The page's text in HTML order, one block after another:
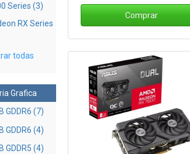
Series (3)
RX Series
todas
Grafica
GDDR6 (7)
GDDR6 (4)
GDDR5 (4)
Comprar